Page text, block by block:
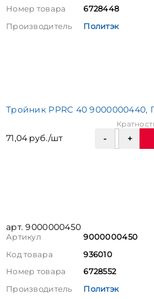
Номер товара
6728448
Производитель
Политэк
Тройник PPRC 40 9000000440,
71,04 руб./шт
арт. 9000000450
Артикул
9000000450
Код товара
936010
Номер товара
6728552
Производитель
Политэк